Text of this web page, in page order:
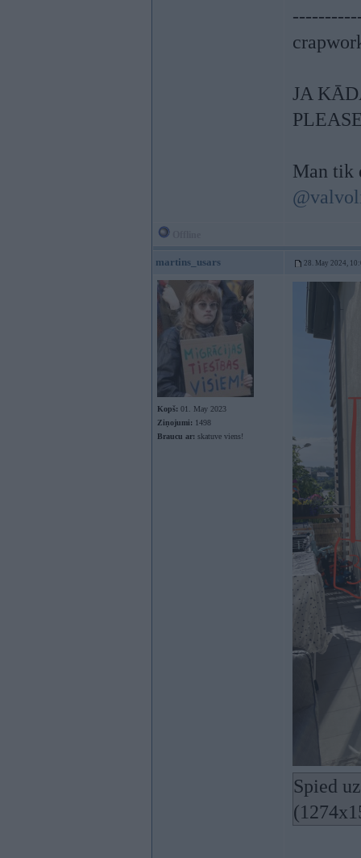
JA
Man tik
martins_usars 28. May 2024,
Kopš: 01. May 2023
Ziņojumi: 1498
Braucu ar: skatuve viens!
Spied